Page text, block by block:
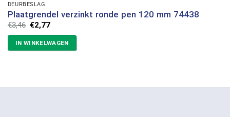
DEURBESLAG
Plaatgrendel verzinkt ronde pen 120 mm 74438
€3,46 Oorspronkelijke
prijs
was:
€3,46.
€2,77Huidige
is:
€2,77.
IN WINKELWAGEN